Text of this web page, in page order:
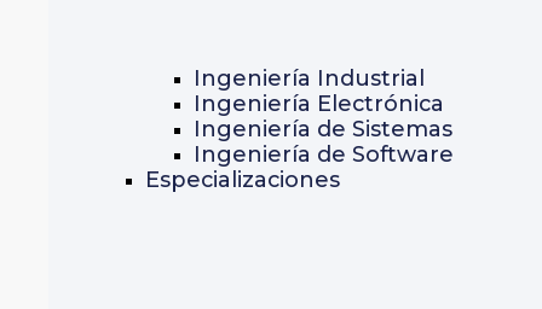
Ingeniería Industrial
Ingeniería Electrónica
Ingeniería de Sistemas
Ingeniería de Software
Especializaciones